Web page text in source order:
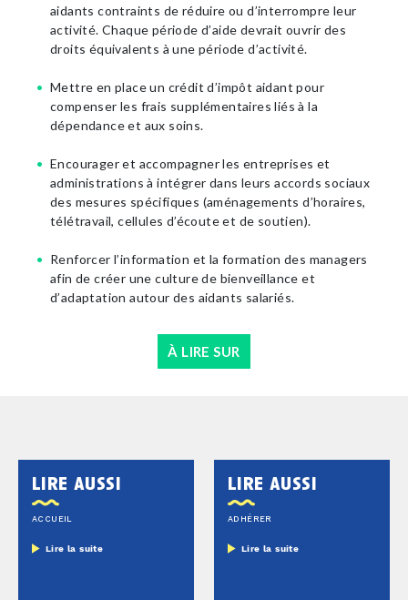
aidants contraints de réduire ou d’interrompre leur
activité. Chaque période d’aide devrait ouvrir des
droits équivalents à une période d’activité.
Mettre en place un crédit d’impôt aidant pour
compenser les frais supplémentaires liés à la
dépendance et aux soins.
Encourager et accompagner les entreprises et
administrations à intégrer dans leurs accords sociaux
des mesures spécifiques (aménagements d’horaires,
télétravail, cellules d’écoute et de soutien).
Renforcer l’information et la formation des managers
afin de créer une culture de bienveillance et
d’adaptation autour des aidants salariés.
À LIRE SUR
lire aussi
ACCUEIL
Lire la suite
lire aussi
ADHÉRER
Lire la suite